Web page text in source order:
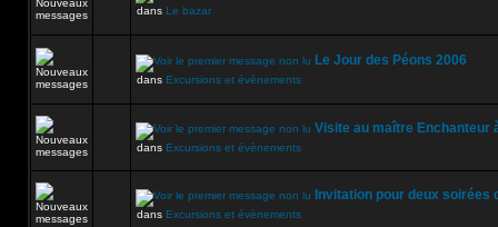
dans Le bazar
Le Jour des Péons 2006
dans Excursions et évènements
Visite au maître Enchanteur
dans Excursions et évènements
Invitation pour deux soirées
dans Excursions et évènements